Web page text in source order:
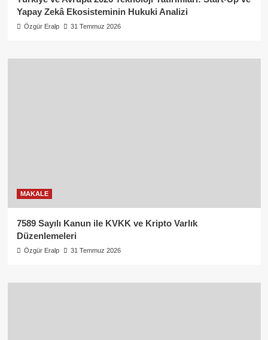
Yapay Zekâ Ekosisteminin Hukuki Analizi
Özgür Eralp 31 Temmuz 2026
MAKALE
7589 Sayılı Kanun ile KVKK ve Kripto Varlık
Düzenlemeleri
Özgür Eralp 31 Temmuz 2026